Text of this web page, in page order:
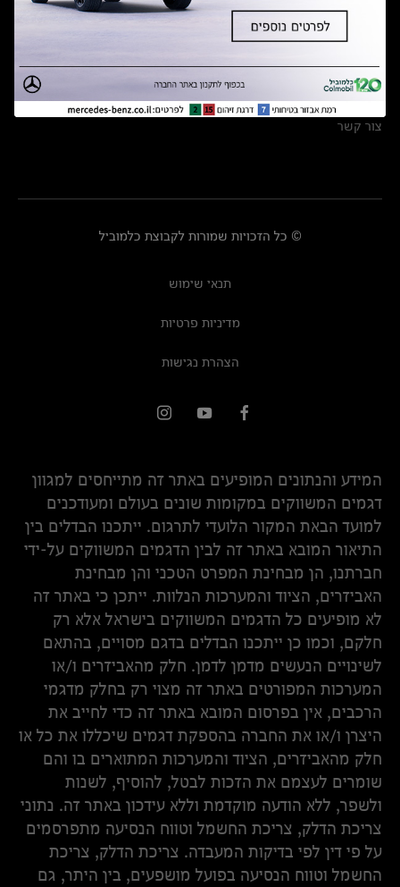
מצאו אותנו
אולמות תצוגה
מרכזי שירות
צור קשר
© כל הזכויות שמורות לקבוצת כלמוביל
תנאי שימוש
מדיניות פרטיות
הצהרת נגישות
המידע והנתונים המופיעים באתר זה מתייחסים למגוון
דגמים המשווקים במקומות שונים בעולם ומעודכנים
למועד הבאת המקור הלועדי לתרגום. ייתכנו הבדלים בין
התיאור המובא באתר זה לבין הדגמים המשווקים על-ידי
חברתנו, הן מבחינת המפרט הטכני והן מבחינת
האביזרים, הציוד והמערכות הנלוות. ייתכן כי באתר זה
לא מופיעים כל הדגמים המשווקים בישראל אלא רק
חלקם, וכמו כן ייתכנו הבדלים בדגם מסויים, בהתאם
לשינויים הנעשים מדמן לדמן. חלק מהאביזרים ו/או
המערכות המפורטים באתר זה מצוי רק בחלק מדגמי
הרכבים, אין בפרסום המובא באתר זה כדי לחייב את
היצרן ו/או את החברה בהספקת דגמים שיכללו את כל או
חלק מהאביזרים, הציוד והמערכות המתוארים בו והם
שומרים לעצמם את הזכות לבטל, להוסיף, לשנות
ולשפר, ללא הודעה מוקדמת וללא עידכון באתר זה. נתוני
צריכת הדלק, צריכת החשמל וטווח הנסיעה מתפרסמים
על פי דין לפי בדיקות המעבדה. צריכת הדלק, צריכת
החשמל וטווח הנסיעה בפועל מושפעים, בין היתר, גם